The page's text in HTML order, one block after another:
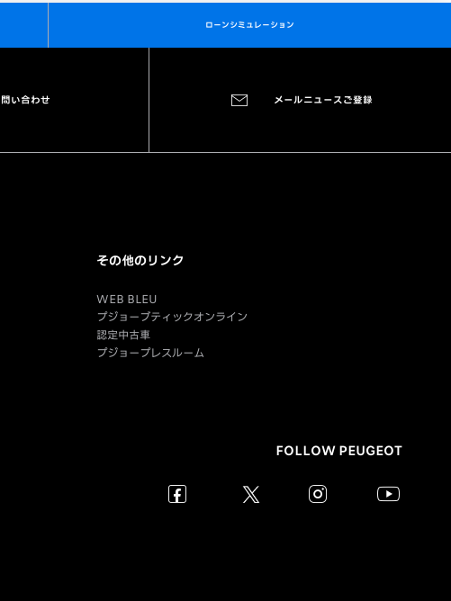
ローンシミュレーション
い合わせ メールニュースご登録
その他のリンク
WEB BLEU
プジョーブティックオンライン
認定中古車
プジョープレスルーム
FOLLOW PEUGEOT